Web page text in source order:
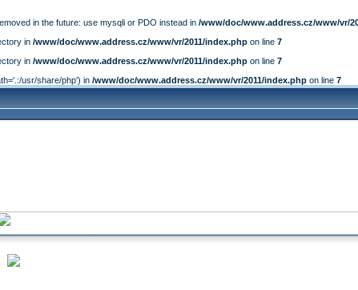
in the future: use mysqli or PDO instead in /www/doc/www.address.cz/www/vr/
in /www/doc/www.address.cz/www/vr/2011/index.php on line 7
in /www/doc/www.address.cz/www/vr/2011/index.php on line 7
usr/share/php') in /www/doc/www.address.cz/www/vr/2011/index.php on line 7